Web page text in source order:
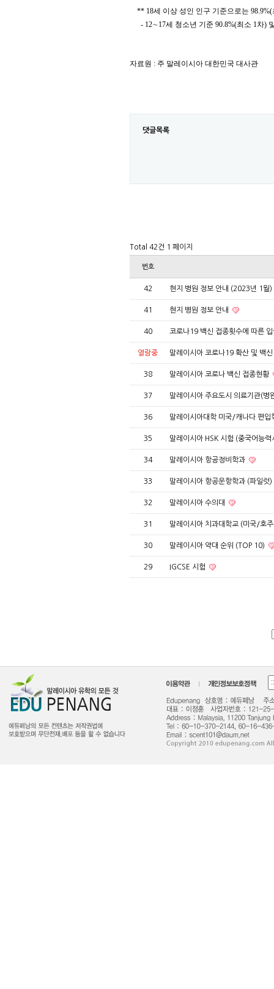
** 18세 이상 성인 인구 기준으로는 98.9%(
- 12∼ 17세 청소년 기준 90.8%(최소 1차)
자료원 : 주 말레이시아 대한민국 대사관
댓글목록
Total 42건 1 페이지
번호
42 현지 병원 정보 안내 (2023년 1월)
41 현지 병원 정보 안내
40 코로나19 백신 접종횟수에 따른
열람중 말레이시아 코로나19 확산 및 백
38 말레이시아 코로나 백신 접종현황
37 말레이시아 주요도시 의료기관(병
36 말레이시아대학 미국/캐나다 편
35 말레이시아 HSK 시험 (중국어능
34 말레이시아 항공정비학과
33 말레이시아 항공운항학과 (파일럿)
32 말레이시아 수의대
31 말레이시아 치과대학교 (미국/호
30 말레이시아 약대 순위 (TOP 10)
29 IGCSE 시험